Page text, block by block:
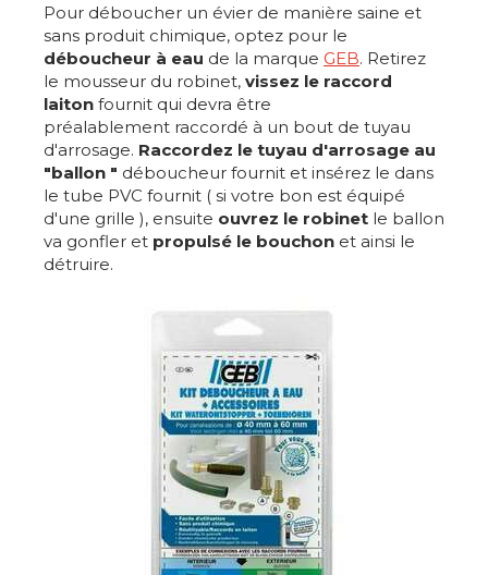
Pour déboucher un évier de manière saine et
sans produit chimique, optez pour le
déboucheur à eau de la marque GEB. Retirez
le mousseur du robinet, vissez le raccord
laiton fournit qui devra être
préalablement raccordé à un bout de tuyau
d'arrosage. Raccordez le tuyau d'arrosage au
"ballon " déboucheur fournit et insérez le dans
le tube PVC fournit ( si votre bon est équipé
d'une grille ), ensuite ouvrez le robinet le ballon
va gonfler et propulsé le bouchon et ainsi le
détruire.